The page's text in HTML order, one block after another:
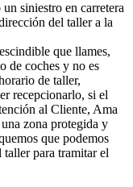
siniestro en carretera
del taller a la
que llames,
de coches y no es
de taller,
recepcionarlo, si el
al Cliente, Ama
zona protegida y
que podemos
para tramitar el